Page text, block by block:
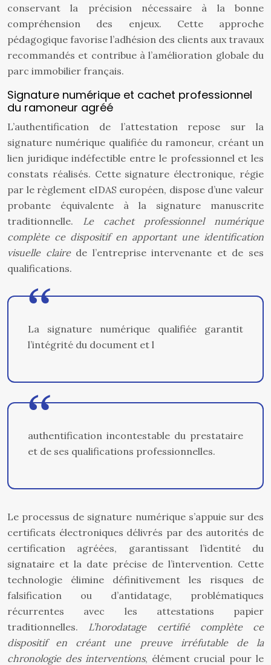
conservant la précision nécessaire à la bonne
compréhension des enjeux. Cette approche
pédagogique favorise l’adhésion des clients aux travaux
recommandés et contribue à l’amélioration globale du
parc immobilier français.
Signature numérique et cachet professionnel
du ramoneur agréé
L’authentification de l’attestation repose sur la
signature numérique qualifiée du ramoneur, créant un
lien juridique indéfectible entre le professionnel et les
constats réalisés. Cette signature électronique, régie
par le règlement eIDAS européen, dispose d’une valeur
probante équivalente à la signature manuscrite
traditionnelle. Le cachet professionnel numérique
complète ce dispositif en apportant une identification
visuelle claire de l’entreprise intervenante et de ses
qualifications.
La signature numérique qualifiée garantit
l’intégrité du document et l
authentification incontestable du prestataire
et de ses qualifications professionnelles.
Le processus de signature numérique s’appuie sur des
certificats électroniques délivrés par des autorités de
certification agréées, garantissant l’identité du
signataire et la date précise de l’intervention. Cette
technologie élimine définitivement les risques de
falsification ou d’antidatage, problématiques
récurrentes avec les attestations papier
traditionnelles. L’horodatage certifié complète ce
dispositif en créant une preuve irréfutable de la
chronologie des interventions, élément crucial pour le